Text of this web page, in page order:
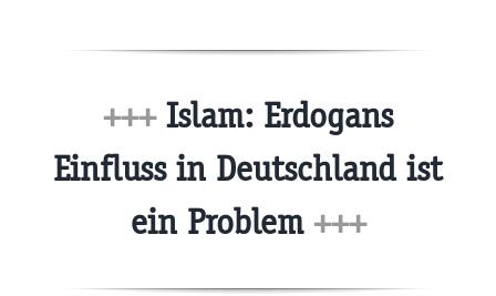
+++Islam: Erdogans
Einfluss in Deutschland ist
ein Problem +++